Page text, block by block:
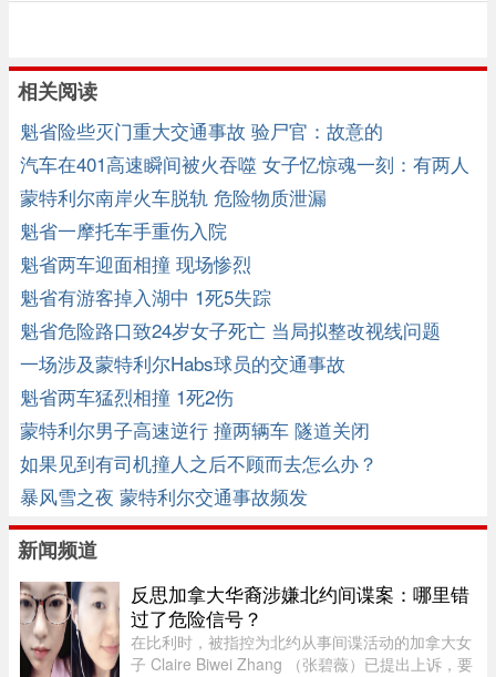
相关阅读
魁省险些灭门重大交通事故 验尸官：故意的
汽车在401高速瞬间被火吞噬 女子忆惊魂一刻：有两人
跑来
蒙特利尔南岸火车脱轨 危险物质泄漏
魁省一摩托车手重伤入院
魁省两车迎面相撞 现场惨烈
魁省有游客掉入湖中 1死5失踪
魁省危险路口致24岁女子死亡 当局拟整改视线问题
一场涉及蒙特利尔Habs球员的交通事故
魁省两车猛烈相撞 1死2伤
蒙特利尔男子高速逆行 撞两辆车 隧道关闭
如果见到有司机撞人之后不顾而去怎么办？
暴风雪之夜 蒙特利尔交通事故频发
新闻频道
反思加拿大华裔涉嫌北约间谍案：哪里错
过了危险信号？
在比利时，被指控为北约从事间谍活动的加拿大女
子 Claire Biwei Zhang （张碧薇）已提出上诉，要